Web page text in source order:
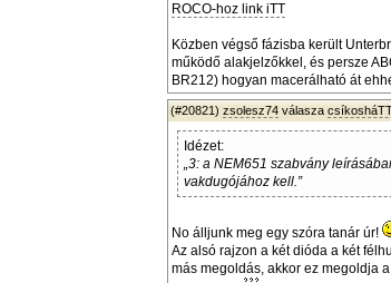
ROCO-hoz link iTT
Közben végső fázisba került
működő alakjelzőkkel, és persze
BR212) hogyan macerálható át
(#20821) zsolesz74 válasza
Idézet:
„3: a NEM651 szabvány
vakdugójához kell.”
No álljunk meg egy szóra tanár úr!
Az alsó rajzon a két dióda a két
más megoldás, akkor ez megoldja